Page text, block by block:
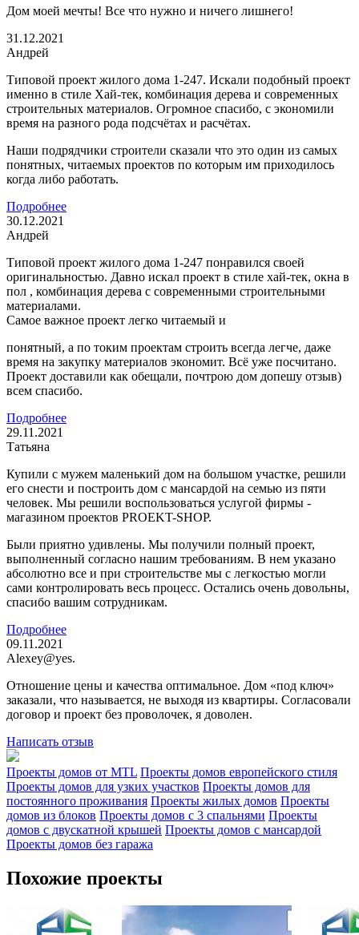
Дом моей мечты! Все что нужно и ничего лишнего!
31.12.2021
Андрей
Типовой проект жилого дома 1-247. Искали подобный проект
именно в стиле Хай-тек, комбинация дерева и современных
строительных материалов. Огромное спасибо, с экономили
время на разного рода подсчётах и расчётах.
Наши подрядчики строители сказали что это один из самых
понятных, читаемых проектов по которым им приходилось
когда либо работать.
Подробнее
30.12.2021
Андрей
Типовой проект жилого дома 1-247 понравился своей
оригинальностью. Давно искал проект в стиле хай-тек, окна в
пол , комбинация дерева с современными строительными
материалами.
Самое важное проект легко читаемый и
понятный, а по токим проектам строить всегда легче, даже
время на закупку материалов экономит. Всё уже посчитано.
Проект доставили как обещали, почтрою дом допешу отзыв)
всем спасибо.
Подробнее
29.11.2021
Татьяна
Купили с мужем маленький дом на большом участке, решили
его снести и построить дом с мансардой на семью из пяти
человек. Мы решили воспользоваться услугой фирмы -
магазином проектов PROEKT-SHOP.
Были приятно удивлены. Мы получили полный проект,
выполненный согласно нашим требованиям. В нем указано
абсолютно все и при строительстве мы с легкостью могли
сами контролировать весь процесс. Остались очень довольны,
спасибо вашим сотрудникам.
Подробнее
09.11.2021
Alexey@yes.
Отношение цены и качества оптимальное. Дом «под ключ»
заказали, что называется, не выходя из квартиры. Согласовали
договор и проект без проволочек, я доволен.
Написать отзыв
Проекты домов от MTL Проекты домов европейского стиля
Проекты домов для узких участков Проекты домов для
постоянного проживания Проекты жилых домов Проекты
домов из блоков Проекты домов с 3 спальнями Проекты
домов с двускатной крышей Проекты домов с мансардой
Проекты домов без гаража
Похожие проекты